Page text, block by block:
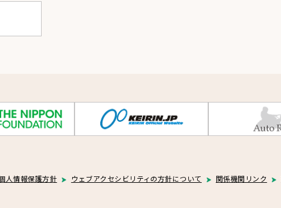
人情報保護方針 ウェブアクセシビリティの方針について 関係機関リンク